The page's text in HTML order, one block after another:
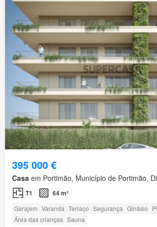
395 000 €
Casa em Portimão, Município de Portimão,
T1 64 m²
Garajem Varanda Terraço Segurança Ginásio
Área das crianças Sauna